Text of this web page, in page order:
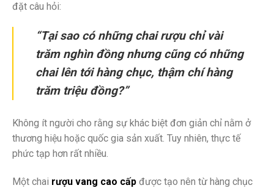
đặt câu hỏi:
“Tại sao có những chai rượu chỉ vài
trăm nghìn đồng nhưng cũng có những
chai lên tới hàng chục, thậm chí hàng
trăm triệu đồng?”
Không ít người cho rằng sự khác biệt đơn giản chỉ nằm ở
thương hiệu hoặc quốc gia sản xuất. Tuy nhiên, thực tế
phức tạp hơn rất nhiều.
Một chai rượu vang cao cấp được tạo nên từ hàng chục